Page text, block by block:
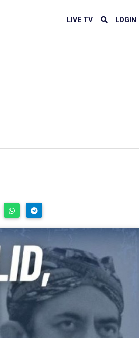
LIVE TV LOGIN